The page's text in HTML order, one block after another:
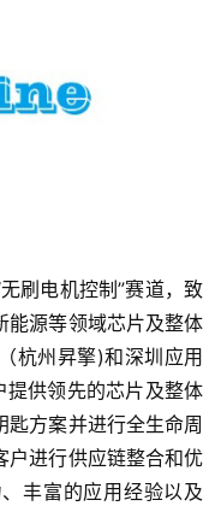
刷电机控制”赛道，致
能源等领域芯片及整体
杭州昇擎)和深圳应用
供领先的芯片及整体
方案并进行全生命周
户进行供应链整合和优
丰富的应用经验以及